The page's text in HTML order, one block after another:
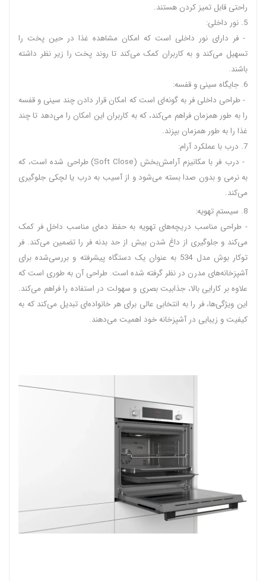
راحتی قابل تمیز کردن هستند.
5. نور داخلی:
- فر دارای نور داخلی است که امکان مشاهده غذا در حین پخت را
تسهیل می‌کند و به کاربران کمک می‌کند تا روند پخت را زیر نظر داشته
باشند.
6. جایگاه سینی و قفسه:
- طراحی داخلی فر به گونه‌ای است که امکان قرار دادن چند سینی و قفسه
را به طور همزمان فراهم می‌کند، که به کاربران این امکان را می‌دهد تا چند
غذا را به طور همزمان بپزند.
7. درب با عملکرد آرام:
- درب فر با مکانیزم آرامش‌بخش (Soft Close) طراحی شده است، که
به نرمی و بدون صدا بسته می‌شود و از آسیب به درب یا لچکی جلوگیری
می‌کند.
8. سیستم تهویه:
- طراحی مناسب دریچه‌های تهویه به حفظ دمای مناسب داخل فر کمک
می‌کند و جلوگیری از داغ شدن بیش از حد بدنه فر را تضمین می‌کند. فر
توکار بوش مدل 534 به عنوان یک دستگاه پیشرفته و بررسی‌شده برای
آشپزخانه‌های مدرن در نظر گرفته شده است. طراحی آن به طوری است که
علاوه بر کارایی بالا، جذابیت بصری و سهولت در استفاده را فراهم می‌کند.
این ویژگی‌ها، فر را به انتخابی عالی برای هر خانواده‌ای تبدیل می‌کند که به
کیفیت و زیبایی در آشپزخانه خود اهمیت می‌دهند.